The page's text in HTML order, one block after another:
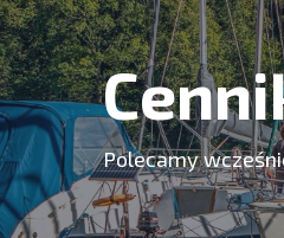
Polecamy